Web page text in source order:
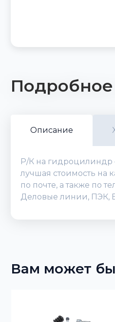
Подробное
Описание
Р/К на гидроцилиндр
лучшая стоимость на
по почте, а также по
Деловые линии, ПЭК,
Вам может